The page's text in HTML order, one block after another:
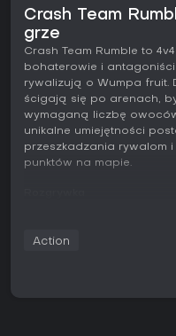
Crash Team
grze
Crash Team Rumble to
bohaterowie i
rywalizują o Wumpa fruit.
ścigają się po arenach,
wymaganą liczbę
unikalne umiejętności
przeszkadzania rywalom
punktów na mapie.
oferują zróżnicowane
Action